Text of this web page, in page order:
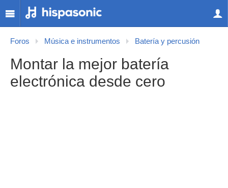
Foros Música e instrumentos Batería y percusión
Montar la mejor batería
electrónica desde cero